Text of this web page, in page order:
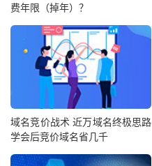
费年限（掉年）？
域名竞价战术 近万域名终极思路
学会后竞价域名省几千